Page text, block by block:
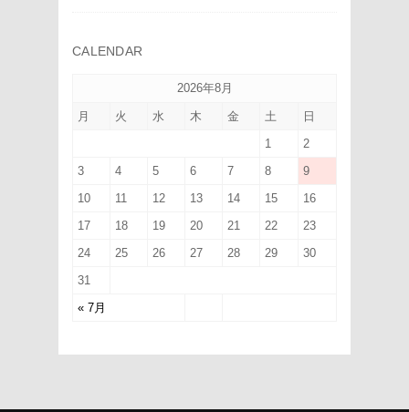
CALENDAR
2026年8月
月 火 水 木 金 土 日
« 7月
1
2
3
4 5 6 7 8
9
10
11 12 13 14 15
16
17
18 19 20 21 22
23
24
25 26 27 28 29
30
31